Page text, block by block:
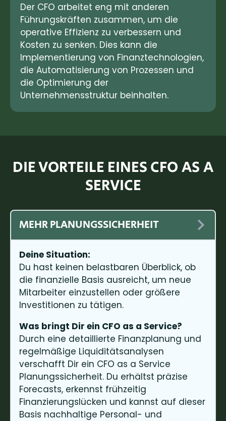
Der CFO arbeitet eng mit anderen
Führungskräften zusammen, um die
operative Effizienz zu verbessern und
Kosten zu senken. Dies kann die
Implementierung von Finanztechnologien,
die Automatisierung von Prozessen und
die Optimierung der
Unternehmensstruktur beinhalten.
DIE VORTEILE EINES CFO AS A
SERVICE
MEHR PLANUNGSSICHERHEIT
Deine Situation:
Du hast keinen belastbaren Überblick, ob
die finanzielle Basis ausreicht, um neue
Mitarbeiter einzustellen oder größere
Investitionen zu tätigen.
Was bringt Dir ein CFO as a Service?
Durch eine detaillierte Finanzplanung und
regelmäßige Liquiditätsanalysen
verschafft Dir ein CFO as a Service
Planungssicherheit. Du erhältst präzise
Forecasts, erkennst frühzeitig
Finanzierungslücken und kannst auf dieser
Basis nachhaltige Personal- und